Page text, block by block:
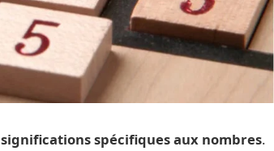
significations spécifiques aux nombres.